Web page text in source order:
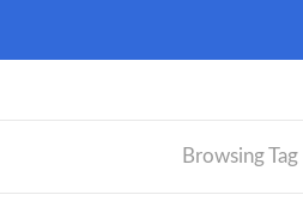
Browsing Tag